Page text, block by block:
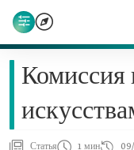
Комиссия
Статья 1 мин